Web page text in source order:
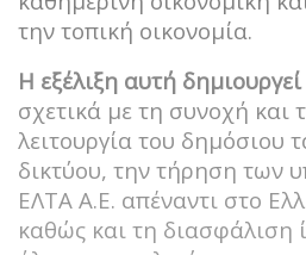
την τοπική οικονομία.
Η εξέλιξη αυτή δημιουργεί
σχετικά με τη συνοχή και
λειτουργία του δημόσιου
δικτύου, την τήρηση των
ΕΛΤΑ Α.Ε. απέναντι στο
καθώς και τη διασφάλιση